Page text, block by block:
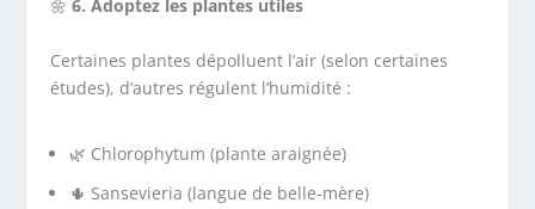
🌼 6. Adoptez les plantes utiles
Certaines plantes dépolluent l’air (selon certaines
études), d’autres régulent l’humidité :
🌿 Chlorophytum (plante araignée)
🌵 Sansevieria (langue de belle-mère)